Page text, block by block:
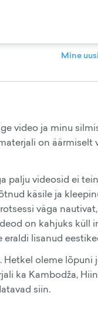
Mine
video ja minu
on äärmiselt
palju videosid ei
käsile ja
väga
on kahjuks küll
lisanud
oleme lõpuni
ka Kambodža,
siin.